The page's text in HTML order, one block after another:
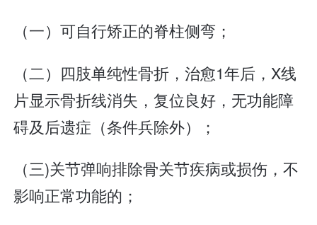
（一）可自行矫正的脊柱侧弯；
（二）四肢单纯性骨折，治愈1年后，X线
片显示骨折线消失，复位良好，无功能障
碍及后遗症（条件兵除外）；
（三)关节弹响排除骨关节疾病或损伤，不
影响正常功能的；